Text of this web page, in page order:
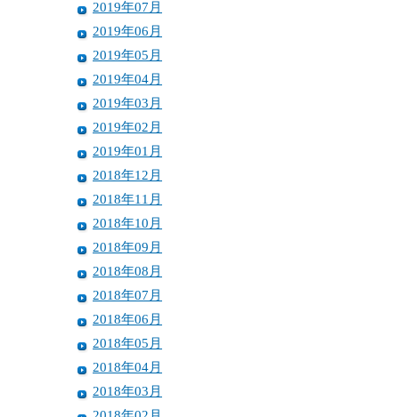
2019年07月
2019年06月
2019年05月
2019年04月
2019年03月
2019年02月
2019年01月
2018年12月
2018年11月
2018年10月
2018年09月
2018年08月
2018年07月
2018年06月
2018年05月
2018年04月
2018年03月